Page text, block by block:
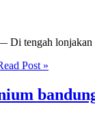
tengah lonjakan
Post »